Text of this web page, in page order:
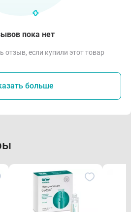
пока нет
отзыв, если купили этот товар
больше